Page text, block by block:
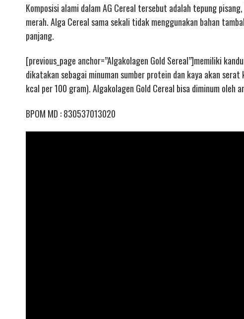
Komposisi alami dalam AG Cereal tersebut adalah tepung
merah. Alga Cereal sama sekali tidak menggunakan bahan
panjang.
[previous_page anchor=”Algakolagen Gold Sereal”]memiliki
dikatakan sebagai minuman sumber protein dan kaya akan
kcal per 100 gram). Algakolagen Gold Cereal bisa diminum oleh
BPOM MD : 830537013020